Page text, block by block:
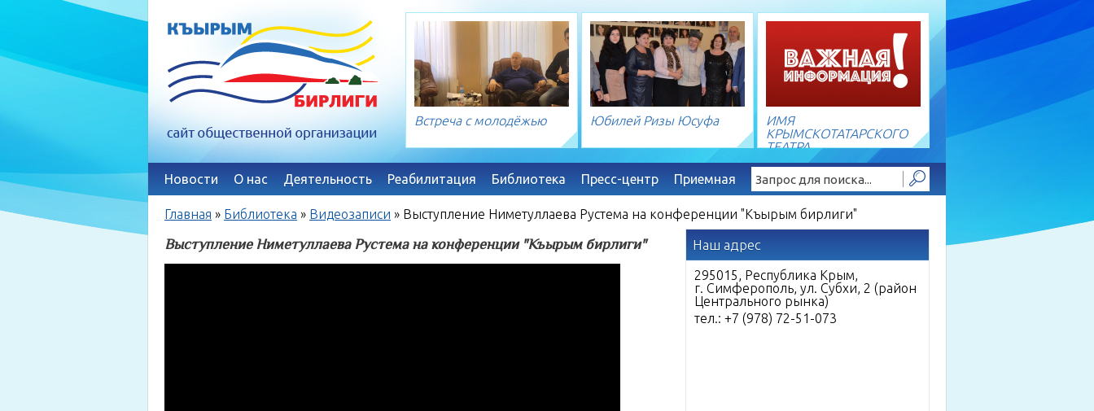
Встреча с молодёжью Юбилей Ризы Юсуфа
ИМЯ
КРЫМСКОТАТАРСКОГО
ТЕАТРА
Новости О нас Деятельность Реабилитация Библиотека Пресс-центр Приемная Найти!
Главная » Библиотека » Видеозаписи » Выступление Ниметуллаева Рустема на конференции "Къырым бирлиги"
Выступление Ниметуллаева Рустема на конференции "Къырым бирлиги" Наш адрес
295015, Республика Крым,
г. Симферополь, ул. Субхи, 2 (район
Центрального рынка)
тел.: +7 (978) 72-51-073